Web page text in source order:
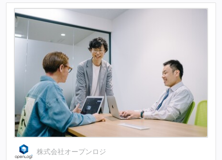
株式会社オープンロジ